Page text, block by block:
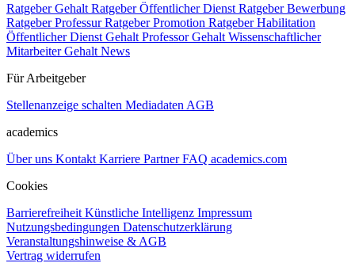
Ratgeber Gehalt Ratgeber Öffentlicher Dienst Ratgeber Bewerbung
Ratgeber ProfessurRatgeber Promotion Ratgeber Habilitation
Öffentlicher Dienst Gehalt Professor Gehalt Wissenschaftlicher
Mitarbeiter Gehalt News
Für Arbeitgeber
Stellenanzeige schalten Mediadaten AGB
academics
Über uns Kontakt Karriere PartnerFAQ academics.com
Cookies
Barrierefreiheit Künstliche Intelligenz Impressum
Nutzungsbedingungen Datenschutzerklärung
Veranstaltungshinweise & AGB
Vertrag widerrufen